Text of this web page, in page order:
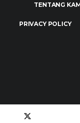
TENTANG
PRIVACY POLICY